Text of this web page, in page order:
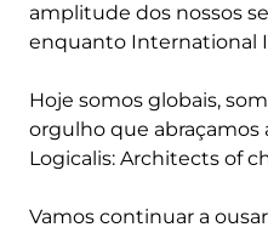
amplitude dos nossos
enquanto International
Hoje somos globais,
orgulho que abraçamos
Logicalis: Architects of
Vamos continuar a